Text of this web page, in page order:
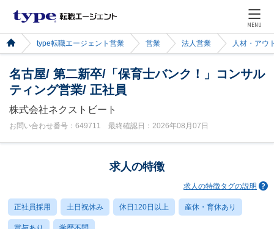
MENU
type転職エージェント営業 営業 法人営業 人材・アウ
名古屋/ 第二新卒/「保育士バンク！」コンサル
ティング営業/ 正社員
株式会社ネクストビート
お問い合わせ番号：649711 最終確認日：2026年08月07日
求人の特徴
求人の特徴タグの説明
正社員採用 土日祝休み 休日120日以上 産休・育休あり